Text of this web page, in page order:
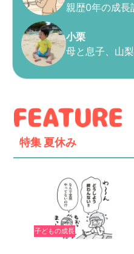
親歴0年の成長
小栗
母と息子、山
特集 夏休み
子どもの成長